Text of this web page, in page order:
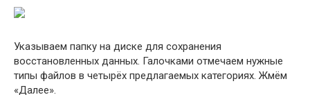
Указываем папку на диске для сохранения
восстановленных данных. Галочками отмечаем нужные
типы файлов в четырёх предлагаемых категориях. Жмём
«Далее».